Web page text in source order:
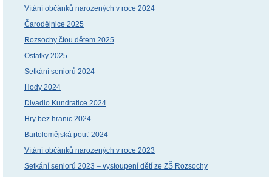
Vítání občánků narozených v roce 2024
Čarodějnice 2025
Rozsochy čtou dětem 2025
Ostatky 2025
Setkání seniorů 2024
Hody 2024
Divadlo Kundratice 2024
Hry bez hranic 2024
Bartolomějská pouť 2024
Vítání občánků narozených v roce 2023
Setkání seniorů 2023 – vystoupení dětí ze ZŠ Rozsochy